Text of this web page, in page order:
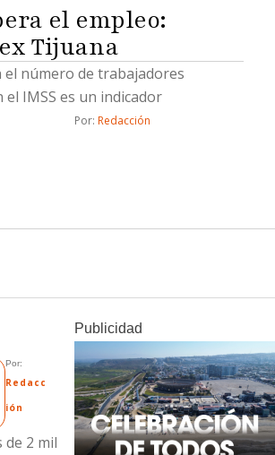
el empleo:
Tijuana
el número de trabajadores
IMSS es un indicador
Por: Redacción
Por:
Redacc
ión
de 2 mil
Publicidad